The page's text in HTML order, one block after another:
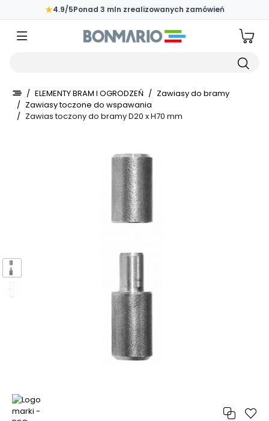
Przejdź do głównej zawartości strony
★4.9/5Ponad 3 mln zrealizowanych zamówień
/ ELEMENTY BRAM I OGRODZEŃ / Zawiasy do bramy
/ Zawiasy toczone do wspawania
/ Zawias toczony do bramy D20 x H70 mm